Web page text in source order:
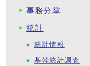
事務分掌
統計
統計情報
基幹統計調査